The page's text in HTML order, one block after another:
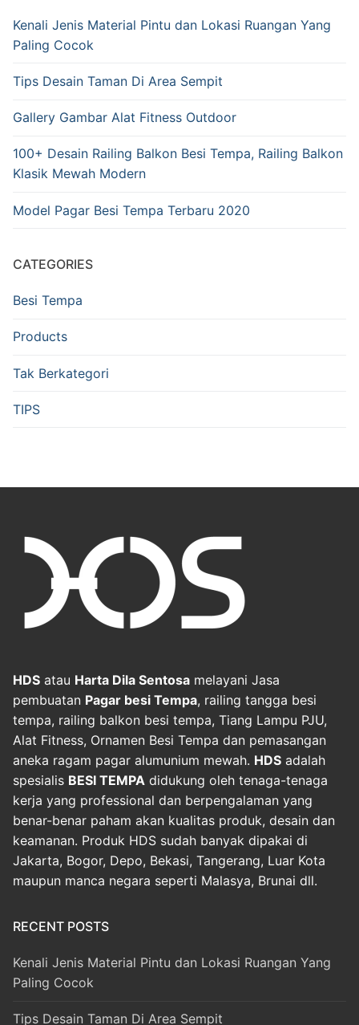
Kenali Jenis Material Pintu dan Lokasi Ruangan Yang
Paling Cocok
Tips Desain Taman Di Area Sempit
Gallery Gambar Alat Fitness Outdoor
100+ Desain Railing Balkon Besi Tempa, Railing Balkon
Klasik Mewah Modern
Model Pagar Besi Tempa Terbaru 2020
CATEGORIES
Besi Tempa
Products
Tak Berkategori
TIPS
HDS atau Harta Dila Sentosa melayani Jasa
pembuatan Pagar besi Tempa, railing tangga besi
tempa, railing balkon besi tempa, Tiang Lampu PJU,
Alat Fitness, Ornamen Besi Tempa dan pemasangan
aneka ragam pagar alumunium mewah. HDS adalah
spesialis BESI TEMPA didukung oleh tenaga-tenaga
kerja yang professional dan berpengalaman yang
benar-benar paham akan kualitas produk, desain dan
keamanan. Produk HDS sudah banyak dipakai di
Jakarta, Bogor, Depo, Bekasi, Tangerang, Luar Kota
maupun manca negara seperti Malasya, Brunai dll.
RECENT POSTS
Kenali Jenis Material Pintu dan Lokasi Ruangan Yang
Paling Cocok
Tips Desain Taman Di Area Sempit